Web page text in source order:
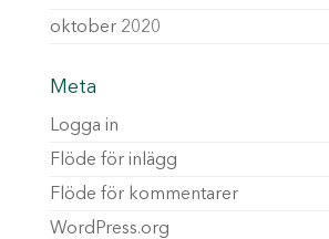
oktober 2020
Meta
Logga in
Flöde för inlägg
Flöde för kommentarer
WordPress.org